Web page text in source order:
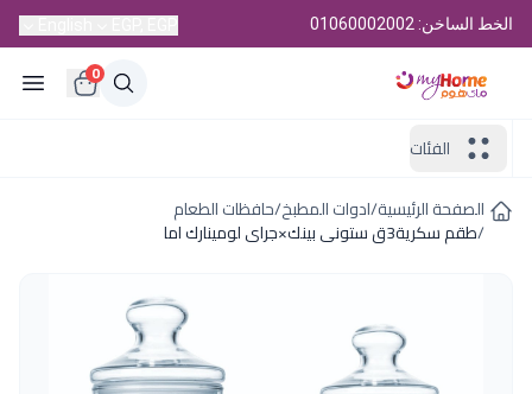
الخط الساخن: 01060002002
0
الفئات
الصفحة الرئيسية/ادوات المطبخ/حافظات الطعام
/طقم سكرية3ق ستونى بينك×جراى لومينارك اما